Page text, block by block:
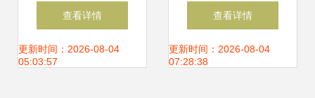
优质针纺织品及原
料销售品牌指南
查看详情
更新时间：2026-08-04
05:03:57
棉与针纺织原料的
销售策略与价值解
查看详情
更新时间：2026-08-04
07:28:38